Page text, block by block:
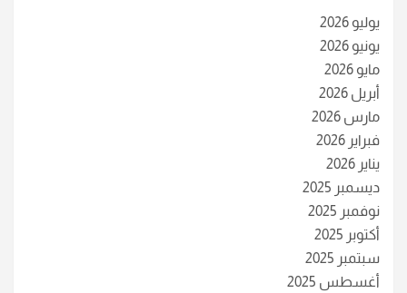
يوليو 2026
يونيو 2026
مايو 2026
أبريل 2026
مارس 2026
فبراير 2026
يناير 2026
ديسمبر 2025
نوفمبر 2025
أكتوبر 2025
سبتمبر 2025
أغسطس 2025